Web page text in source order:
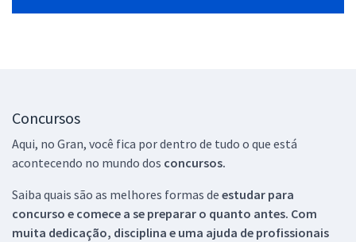
Concursos
Aqui, no Gran, você fica por dentro de tudo o que está
acontecendo no mundo dos concursos.
Saiba quais são as melhores formas de estudar para
concurso e comece a se preparar o quanto antes. Com
muita dedicação, disciplina e uma ajuda de profissionais